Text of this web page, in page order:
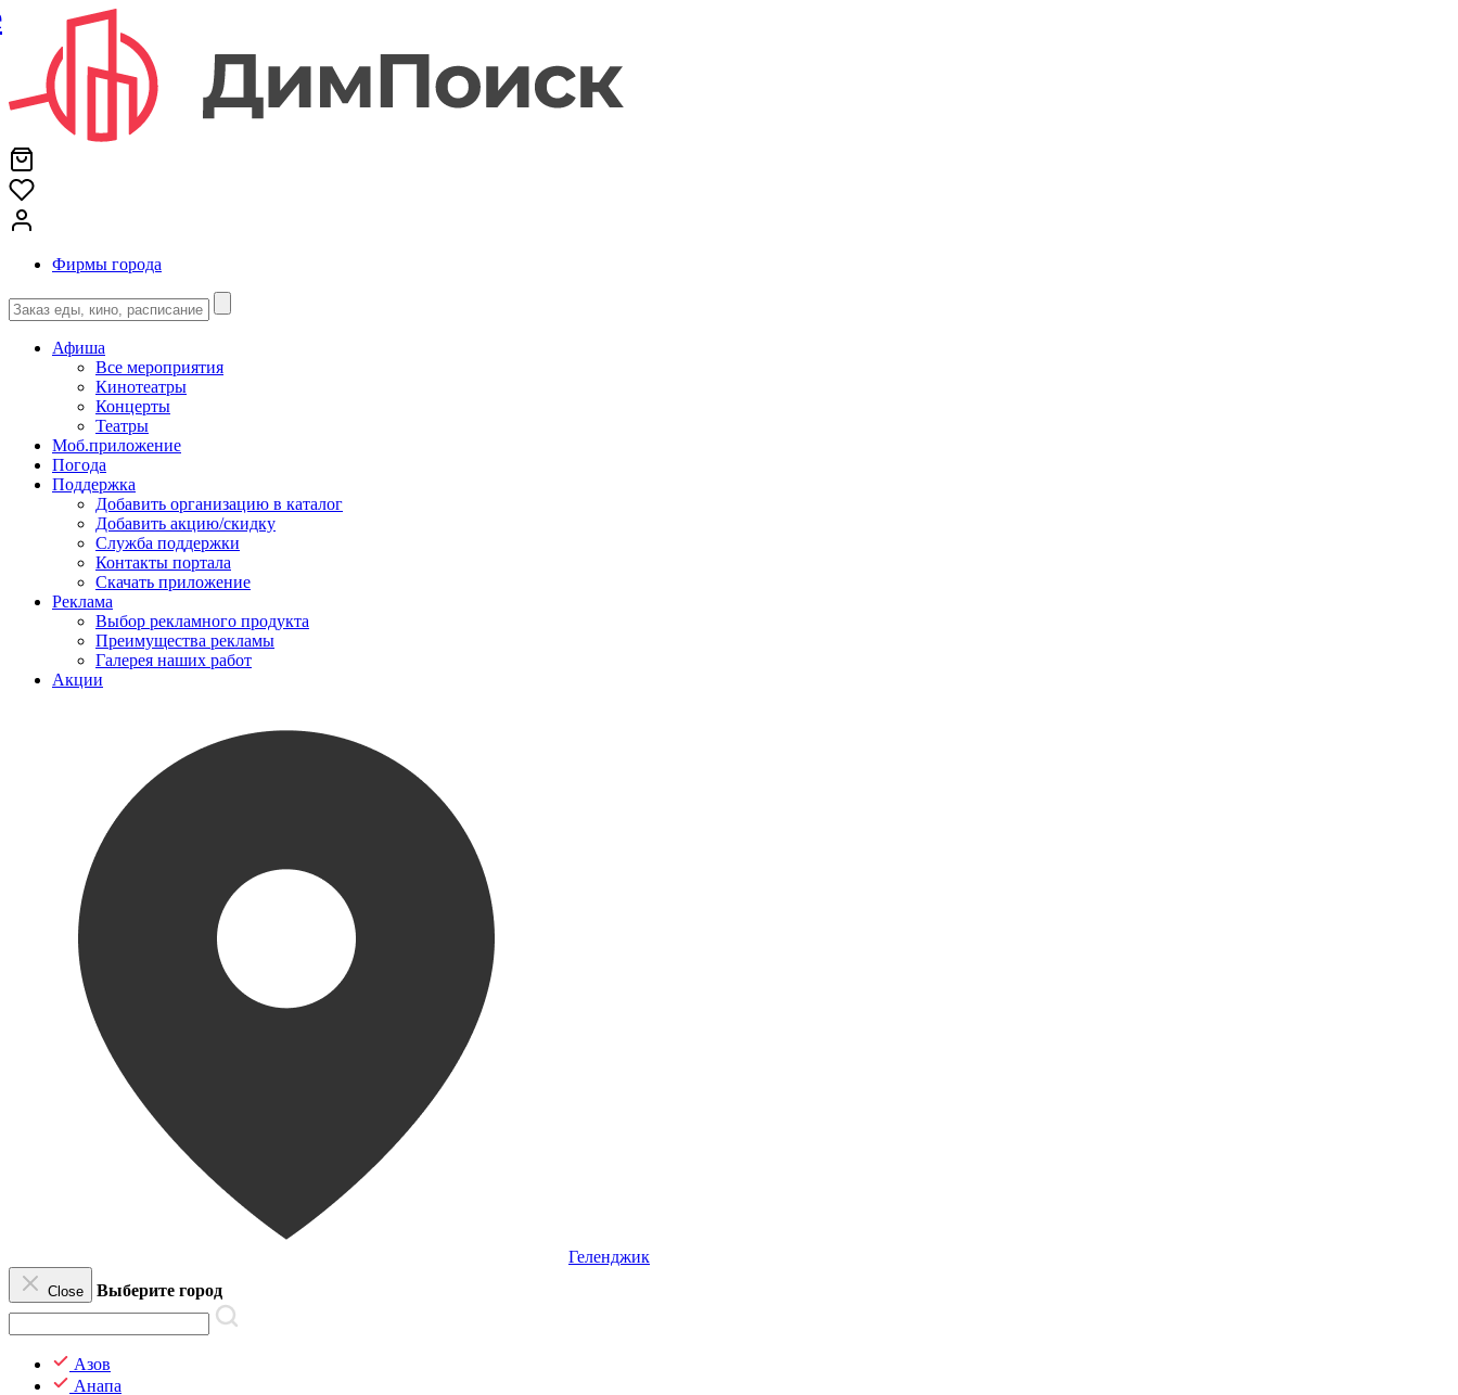
Фирмы города
Афиша
Все мероприятия
Кинотеатры
Концерты
Театры
Моб.приложение
Погода
Поддержка
Добавить организацию в каталог
Добавить акцию/скидку
Служба поддержки
Контакты портала
Скачать приложение
Реклама
Выбор рекламного продукта
Преимущества рекламы
Галерея наших работ
Акции
Геленджик
Close Выберите город
Азов
Анапа